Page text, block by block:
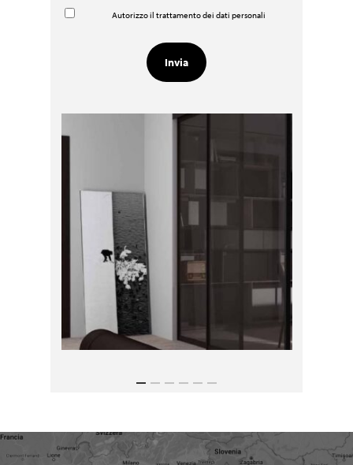
Autorizzo il trattamento dei dati personali